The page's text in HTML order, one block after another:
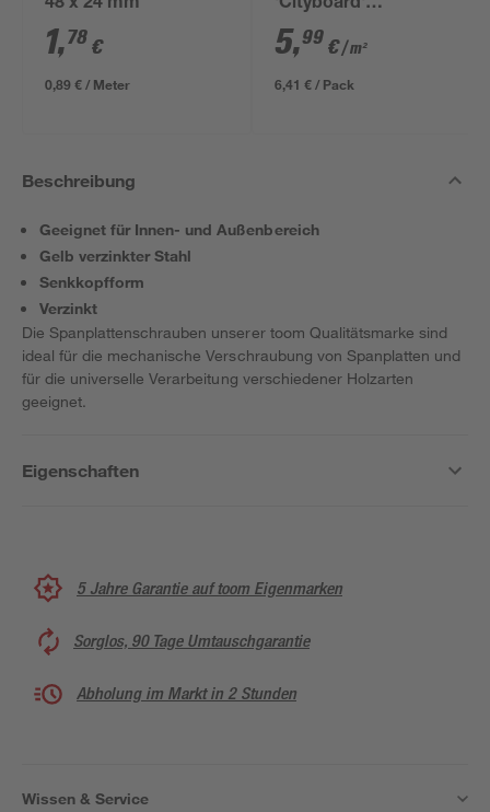
48 x 24 mm
1,78 €
0,89 € / Meter
'Cityboard'
ungeschliffen 1690 x
634 x 12 mm
5,99 €/ m²
6,41 € / Pack
Beschreibung
Geeignet für Innen- und Außenbereich
Gelb verzinkter Stahl
Senkkopfform
Verzinkt
Die Spanplattenschrauben unserer toom Qualitätsmarke sind
ideal für die mechanische Verschraubung von Spanplatten und
für die universelle Verarbeitung verschiedener Holzarten
geeignet.
Eigenschaften
5 Jahre Garantie auf toom Eigenmarken
Sorglos, 90 Tage Umtauschgarantie
Abholung im Markt in 2 Stunden
Wissen & Service